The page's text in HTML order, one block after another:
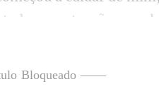
toda essa atenção que
Bloqueado ——